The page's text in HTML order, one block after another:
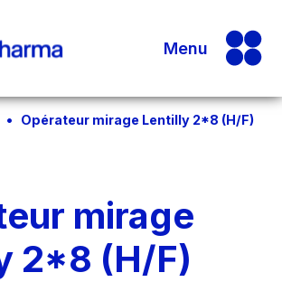
Menu
Opérateur mirage Lentilly 2*8 (H/F)
mirage
2*8 (H/F)